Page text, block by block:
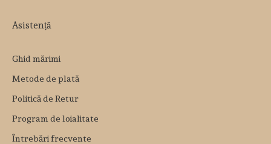
Asistență
Ghid mărimi
Metode de plată
Politică de Retur
Program de loialitate
Întrebări frecvente